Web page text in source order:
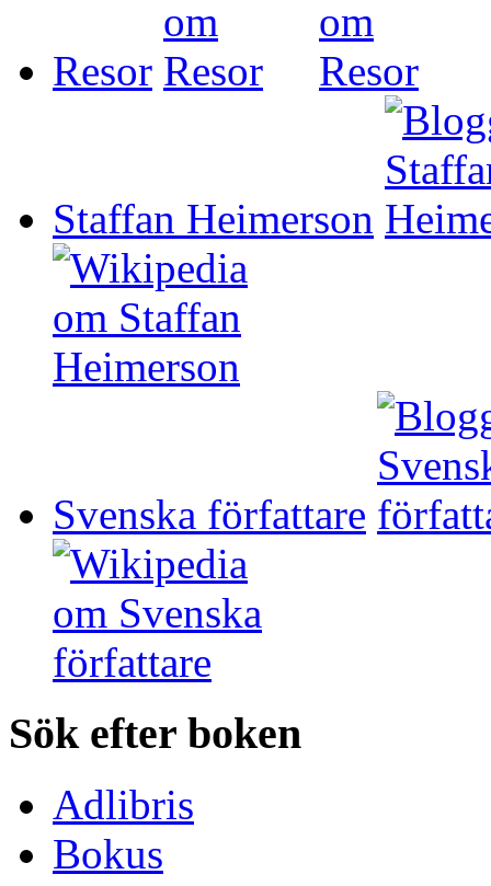
Resor
Staffan Heimerson
Svenska författare
Sök efter boken
Adlibris
Bokus